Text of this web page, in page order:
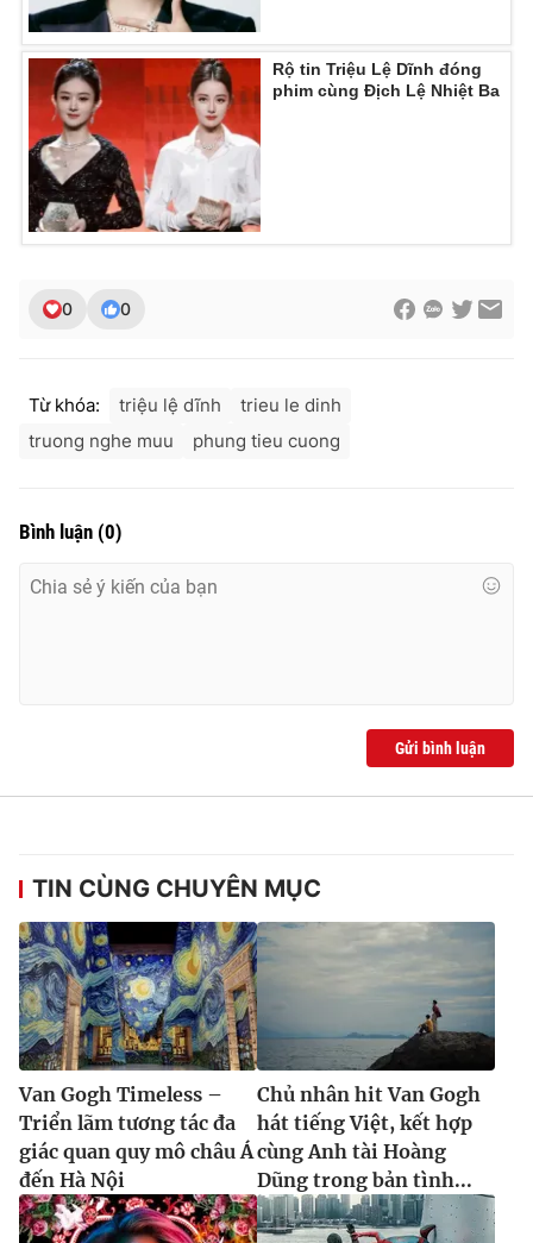
Ðiện thoại Thời báo VTV:024.66 897 897
Email:toasoan@vtv.vn
Liên hệ quảng cáo:
024-7300.7108
® Cấm sao chép dưới mọi hình thức nếu không có sự chấp
thuận bằng văn bản. Ghi rõ nguồn VTV.vn khi phát hành lại
Rộ tin Triệu Lệ Dĩnh đóng
phim cùng Địch Lệ Nhiệt Ba
0 0
Từ khóa: triệu lệ dĩnh
trieu le dinh
truong nghe muu
phung tieu cuong
Bình luận (0)
Gửi bình luận
TIN CÙNG CHUYÊN MỤC
Van Gogh Timeless –
Triển lãm tương tác đa
giác quan quy mô châu Á
đến Hà Nội
Chủ nhân hit Van Gogh
hát tiếng Việt, kết hợp
cùng Anh tài Hoàng
Dũng trong bản tình...